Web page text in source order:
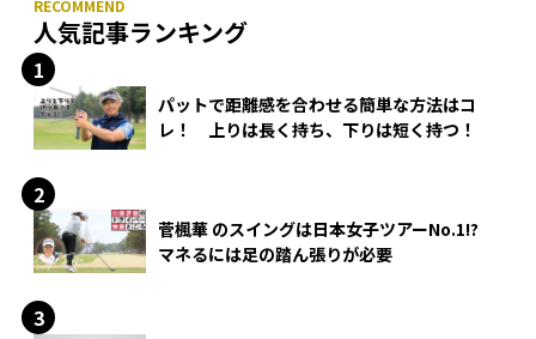
人気記事ランキング
パットで距離感を合わせる簡単な方法はコ
レ！ 上りは長く持ち、下りは短く持つ！
菅楓華 のスイングは日本女子ツアーNo.1!?
マネるには足の踏ん張りが必要